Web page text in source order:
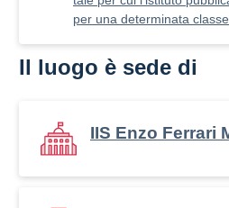
per una determinata classe
Il luogo è sede di
IIS Enzo Ferrari